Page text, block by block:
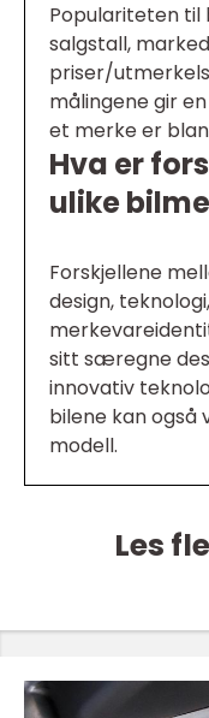
Populariteten til
salgstall,
priser/
målingene gir
et merke er
Hva er
ulike
Forskjellene
design,
sitt særegne
innovativ
bilene kan også
modell.
Les